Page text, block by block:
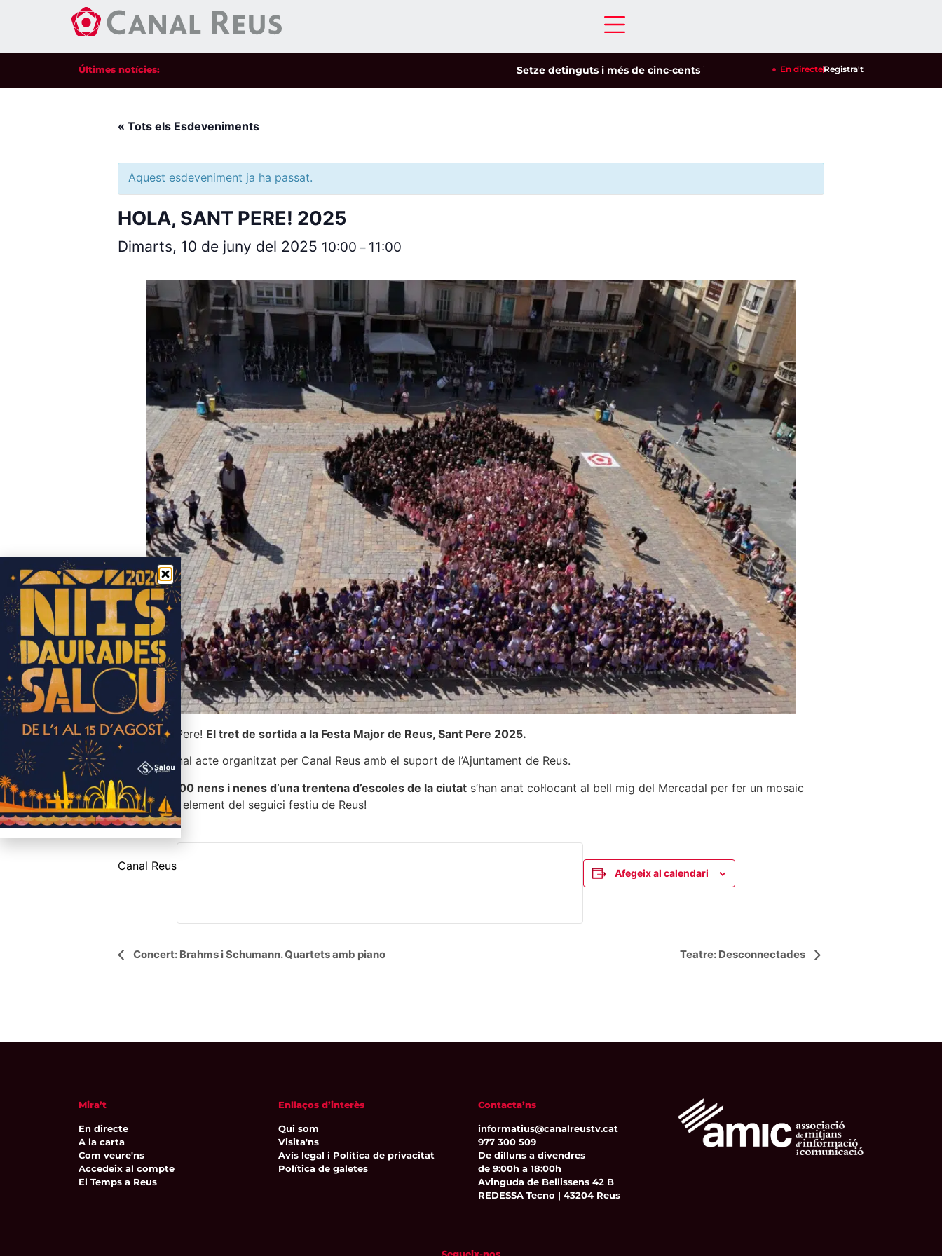
Últimes notícies: Setze detinguts i més de cinc-cents identificats en un dispositiu policial contra la
En directeRegistra't
« Tots els Esdeveniments
Aquest esdeveniment ja ha passat.
HOLA, SANT PERE! 2025
Dimarts, 10 de juny del 2025 10:00 – 11:00
Hola, Sant Pere! El tret de sortida a la Festa Major de Reus, Sant Pere 2025.
Un tradicional acte organitzat per Canal Reus amb el suport de l’Ajuntament de Reus.
Prop de 1.200 nens i nenes d’una trentena d’escoles de la ciutat s’han anat col·locant al bell mig del Mercadal per fer un mosaic
gegant d’un element del seguici festiu de Reus!
Canal Reus
Afegeix al calendari
Navegació
Concert: Brahms i Schumann. Quartets amb piano Teatre: Desconnectades
Mira’t
En directe
A la carta
Com veure'ns
Accedeix al compte
El Temps a Reus
Enllaços d’interès
Qui som
Visita'ns
Avís legal i Política de privacitat
Política de galetes
Contacta’ns
informatius@canalreustv.cat
977 300 509
De dilluns a divendres
de 9:00h a 18:00h
Avinguda de Bellissens 42 B
REDESSA Tecno | 43204 Reus
Segueix-nos